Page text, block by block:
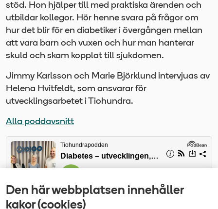
Den här webbplatsen innehåller
kakor (cookies)
stöd. Hon hjälper till med praktiska ärenden och
utbildar kollegor. Hör henne svara på frågor om
hur det blir för en diabetiker i övergången mellan
att vara barn och vuxen och hur man hanterar
skuld och skam kopplat till sjukdomen.
Jimmy Karlsson och Marie Björklund intervjuas av
Helena Hvitfeldt, som ansvarar för
utvecklingsarbetet i Tiohundra.
Alla poddavsnitt